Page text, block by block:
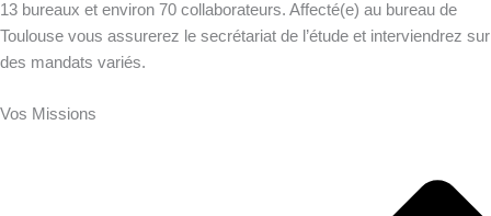
13 bureaux et environ 70 collaborateurs. Affecté(e) au bureau de
Toulouse vous assurerez le secrétariat de l’étude et interviendrez sur
des mandats variés.
Vos Missions